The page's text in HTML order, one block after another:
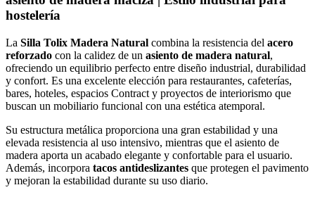
hostelería
La Silla Tolix Madera Natural combina la resistencia del acero
reforzado con la calidez de un asiento de madera natural,
ofreciendo un equilibrio perfecto entre diseño industrial, durabilidad
y confort. Es una excelente elección para restaurantes, cafeterías,
bares, hoteles, espacios Contract y proyectos de interiorismo que
buscan un mobiliario funcional con una estética atemporal.
Su estructura metálica proporciona una gran estabilidad y una
elevada resistencia al uso intensivo, mientras que el asiento de
madera aporta un acabado elegante y confortable para el usuario.
Además, incorpora tacos antideslizantes que protegen el pavimento
y mejoran la estabilidad durante su uso diario.